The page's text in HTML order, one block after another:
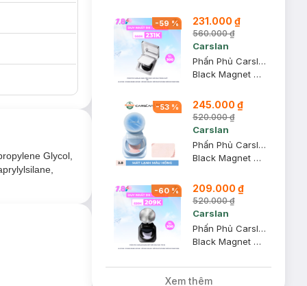
hoàn hảo và
Glycol,
-59 % 231.000 ₫
560.000 ₫
Carslan
Phấn Phủ Carslan Dạng Nén Nhạy Cảm Màu Trong Suốt 8g
Black Magnet Soft Focus Powder 2.0
-53 % 245.000 ₫
520.000 ₫
Carslan
Phấn Phủ Carslan Dạng Bột Mát Lạnh Màu Hồng 8g
Black Magnet Soft Focus Make-Up Powder 05 - 2.0 #Pink
-60% 209.000 ₫
520.000 ₫
Carslan
Phấn Phủ Carslan Dạng Bột Kiềm Dầu Màu Tím 8g
Black Magnet Soft Focus Make-Up Powder 2.0 #Purple
Xem thêm